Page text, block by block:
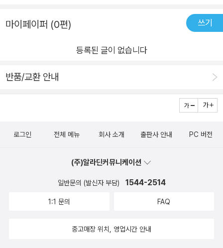
는 버텨야 한다. 물론 자기 길이 아닐 때는 과감하게 끊고 다시 시
작해야 하지만,그렇지 않고 그 꿈이 확실할때는 버틸줄도 알아야
한다고 생각한다.💎 이상 글배우 작가의 성공담이 담긴 [지쳤거
판사로부터 도서만을 제공받아 작성하였습니다.🐣브런치작가
블로거🎋m.blog.naver.com/davin2149🐣서평쓰는 정석맘🎋
나 #글배우 #에세이 #리커버 #책 #감동 #함께 #소통 #감사합
지 말고 반복되는 일상에서 잠시라도 숨을 쉴 수 있게 시간을 내
는다. 걸으면서 많은 것을 정리하고 많은 것을 담는다. 음악이 있
어도 좋고 무언가를 정하는 데 지쳤다면 아무것도 정하지 않고 걷
면 좋겠다. 나이가 들은 입장에서 볼 때 이 말은 적극 찬성한다.
까. 강연 도중 실수를 한 작가가 있었다. 그는 이유를 몰랐는데
우마 때문이었다는 것을 알게 되었다. 그는 아버지에게 “괜찮
아”라는 한 마디가 듣고 싶었는지도 모른다. 세상에는 정말로 나
쁜 어른이 많다. 어떤 연애가 좋은 연애가 될 수 있을까. 내가 그
고 싶은 마음이 있는가를 보면 알 수 있다. 상대를 내 마음대로 하
을 누구나가 맞이한다. 정말 포기하고 싶은 순간들도 많다. 굳이
이렇게 괴로울 거라면 왜 생을 이어나가야하나라고 생각이 들만
큼 괴로운 나날들의 연속일 때도 허다하다. 그냥 잘하고 싶었고,
이 아니라고. 그저 너무 열심히 하다보니 무엇을 좋아하는지 잊어
하느라' 지쳤을 뿐이라고 말이다. '지금도 충분히 괜찮은 사람이
뿐, 그저 안개에 가려져 잘 보이지 않을 뿐인지도 모르겠다. 희망
니. 그것으로 또 버텨본다. 작가의 위로가 큰 힘이 된다.그 말 한
요했던 걸까? 작가의 말처럼 나만의 시간을 가지며 오롯이 나만
생각해볼 수 있는, 나를 다독일 수 있는 용기가 필요한지도 모르
속 만나는 것.2. 자신만 생각하는 사람을 계속 만나는 것.3. 말을
마이페이퍼 (0편) 쓰기
등록된 글이 없습니다
반품/교환 안내
로그인 전체 메뉴 회사 소개 출판사 안내 PC 버전
(주)알라딘커뮤니케이션
일반문의 (발신자 부담) 1544-2514
1:1 문의 FAQ
중고매장 위치, 영업시간 안내